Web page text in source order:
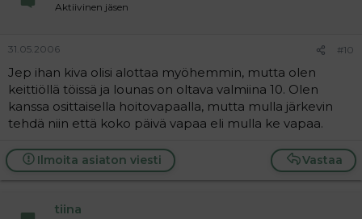
Aktiivinen jäsen
31.05.2006 #10
Jep ihan kiva olisi alottaa myöhemmin, mutta olen
keittiöllä töissä ja lounas on oltava valmiina 10. Olen
kanssa osittaisella hoitovapaalla, mutta mulla järkevin
tehdä niin että koko päivä vapaa eli mulla ke vapaa.
Vastaa
Ilmoita asiaton viesti
tiina